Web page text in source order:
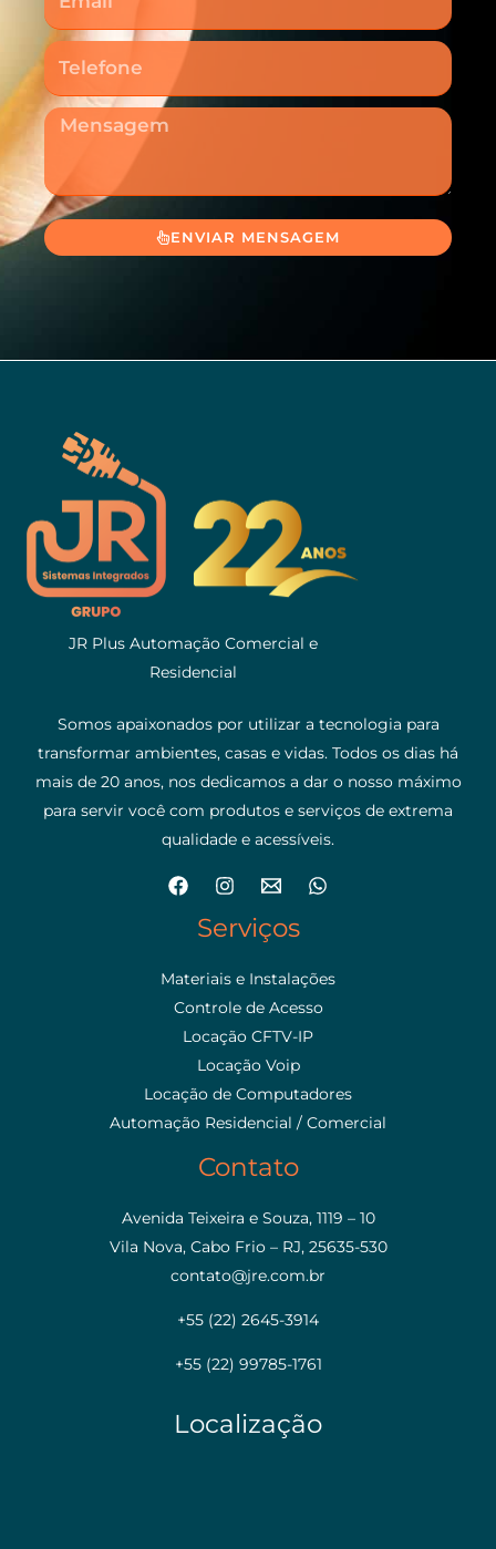
Telefone
Mensagem
ENVIAR MENSAGEM
JR Plus Automação Comercial e
Residencial
Somos apaixonados por utilizar a tecnologia para
transformar ambientes, casas e vidas. Todos os dias há
mais de 20 anos, nos dedicamos a dar o nosso máximo
para servir você com produtos e serviços de extrema
qualidade e acessíveis.
Serviços
Materiais e Instalações
Controle de Acesso
Locação CFTV-IP
Locação Voip
Locação de Computadores
Automação Residencial / Comercial
Contato
Avenida Teixeira e Souza, 1119 – 10
Vila Nova, Cabo Frio – RJ, 25635-530
contato@jre.com.br
+55 (22) 2645-3914
+55 (22) 99785-1761
Localização